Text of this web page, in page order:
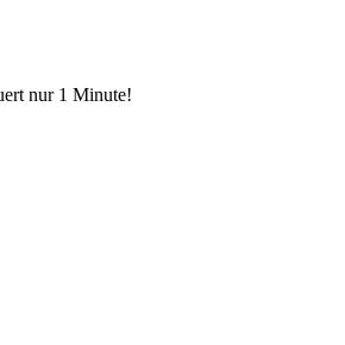
nur 1 Minute!